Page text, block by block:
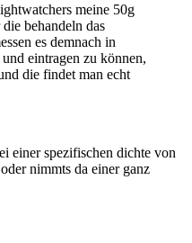
meine 50g
behandeln das
es demnach in
eintragen zu können,
die findet man echt
einer spezifischen dichte von
nimmts da einer ganz